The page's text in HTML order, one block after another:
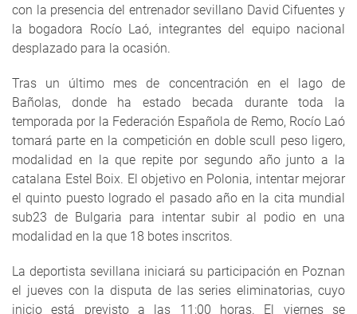
con la presencia del entrenador sevillano David Cifuentes y
la bogadora Rocío Laó, integrantes del equipo nacional
desplazado para la ocasión.
Tras un último mes de concentración en el lago de
Bañolas, donde ha estado becada durante toda la
temporada por la Federación Española de Remo, Rocío Laó
tomará parte en la competición en doble scull peso ligero,
modalidad en la que repite por segundo año junto a la
catalana Estel Boix. El objetivo en Polonia, intentar mejorar
el quinto puesto logrado el pasado año en la cita mundial
sub23 de Bulgaria para intentar subir al podio en una
modalidad en la que 18 botes inscritos.
La deportista sevillana iniciará su participación en Poznan
el jueves con la disputa de las series eliminatorias, cuyo
inicio está previsto a las 11:00 horas. El viernes se